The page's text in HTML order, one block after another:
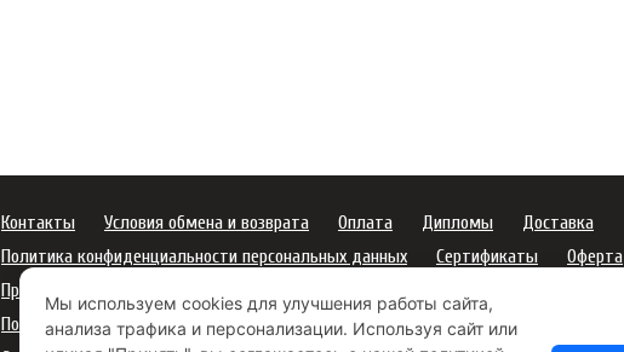
Мы используем cookies для улучшения работы сайта,
анализа трафика и персонализации. Используя сайт или
Контакты Условия обмена и возврата Оплата Дипломы
Доставка
Политика конфиденциальности персональных данных
Сертификаты
Оферта
Правила использования подарочных карт
Политика платежей
Условия использования Cookie-файлов